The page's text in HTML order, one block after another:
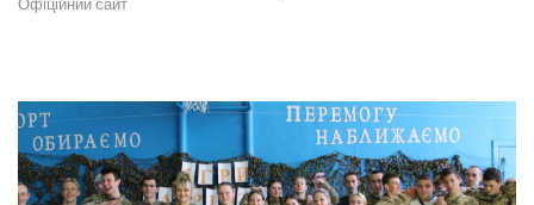
Офіційний сайт